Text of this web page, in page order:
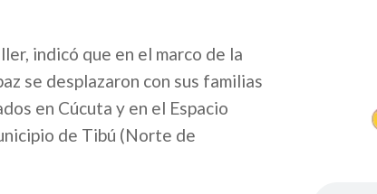
indicó que en el marco de la
se desplazaron con sus familias
en Cúcuta y en el Espacio
de Tibú (Norte de